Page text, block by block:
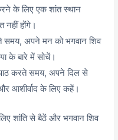
के लिए एक शांत स्थान
नहीं होंगे।
समय, अपने मन को भगवान शिव
के बारे में सोचें।
करते समय, अपने दिल से
आशीर्वाद के लिए कहें।
शांति से बैठें और भगवान शिव